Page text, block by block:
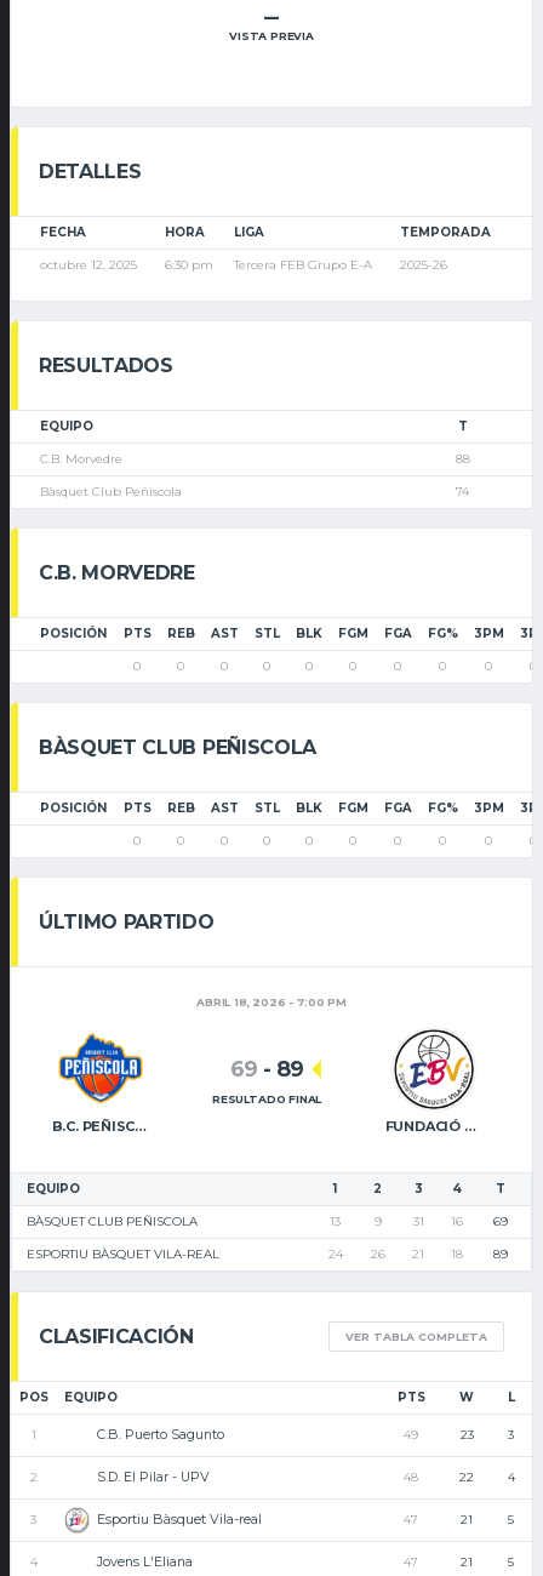
–
VISTA PREVIA
DETALLES
FECHA HORA LIGA TEMPORADA
octubre 12, 2025 6:30 pm Tercera FEB Grupo E-A 2025-26
RESULTADOS
EQUIPO T
C.B. Morvedre 88
Bàsquet Club Peñiscola 74
C.B. MORVEDRE
POSICIÓN PTS REB AST STL BLK FGM FGA FG% 3PM
0 0 0 0 0 0 0 0 0 0
BÀSQUET CLUB PEÑISCOLA
POSICIÓN PTS REB AST STL BLK FGM FGA FG% 3PM
0 0 0 0 0 0 0 0 0 0
ÚLTIMO PARTIDO
ABRIL 18, 2026 - 7:00 PM
B.C. PEÑISCOLA FUNDACIÓ CAIXA RURAL VILA-REAL
69 - 89
RESULTADO FINAL
EQUIPO 1 2 3 4 T
BÀSQUET CLUB PEÑISCOLA 13 9 31 16 69
ESPORTIU BÀSQUET VILA-REAL 24 26 21 18 89
CLASIFICACIÓN VER TABLA COMPLETA
POS EQUIPO PTS W L
1 C.B. Puerto Sagunto 49 23 3
2 S.D. El Pilar - UPV 48 22 4
3 Esportiu Bàsquet Vila-real 47 21 5
4 Jovens L'Eliana 47 21 5